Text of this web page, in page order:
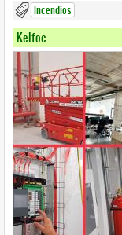
Incendios
Kelfoc